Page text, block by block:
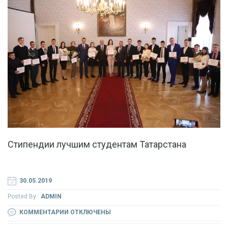
Стипендии лучшим студентам Татарстана
30.05.2019
Posted By : ADMIN
КОММЕНТАРИИ КОТКЛЮЧЕНЫ